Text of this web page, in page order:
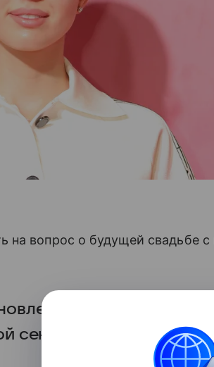
на вопрос о будущей свадьбе
по статусу пока
секрет для всех.